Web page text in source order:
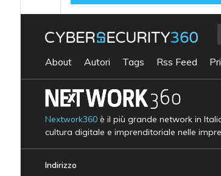
About Autori Tags Rss Feed
Nextwork360è il più grande network in
cultura digitale e imprenditoriale nelle
Indirizzo